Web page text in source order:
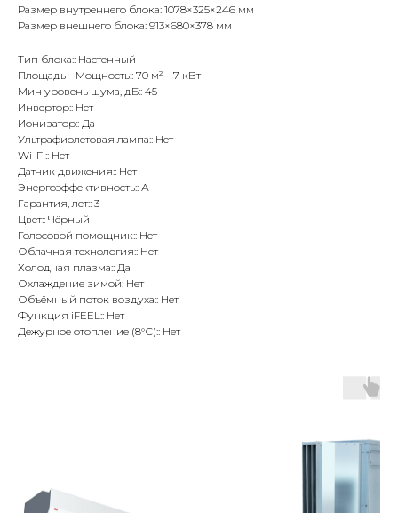
Размер внутреннего блока: 1078×325×246 мм
Размер внешнего блока: 913×680×378 мм
Тип блока:: Настенный
Площадь - Мощность:: 70 м² - 7 кВт
Мин уровень шума, дБ:: 45
Инвертор:: Нет
Ионизатор:: Да
Ультрафиолетовая лампа:: Нет
Wi-Fi:: Нет
Датчик движения:: Нет
Энергоэффективность:: А
Гарантия, лет:: 3
Цвет:: Чёрный
Голосовой помощник:: Нет
Облачная технология:: Нет
Холодная плазма:: Да
Охлаждение зимой: Нет
Объёмный поток воздуха:: Нет
Функция iFEEL:: Нет
Дежурное отопление (8°С):: Нет